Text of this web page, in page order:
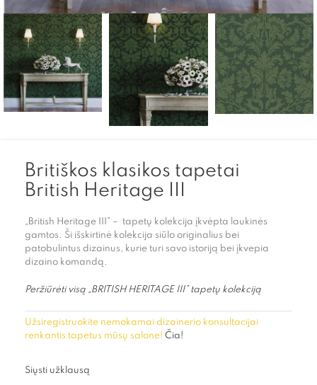
Britiškos klasikos tapetai
British Heritage III
„British Heritage III” – tapetų kolekcija įkvėpta laukinės
gamtos. Ši išskirtinė kolekcija siūlo originalius bei
patobulintus dizainus, kurie turi savo istoriją bei įkvepia
dizaino komandą.
Peržiūrėti visą „BRITISH HERITAGE III” tapetų kolekciją
Užsiregistruokite nemokamai dizainerio konsultacijai
renkantis tapetus mūsų salone! Čia!
Siųsti užklausą